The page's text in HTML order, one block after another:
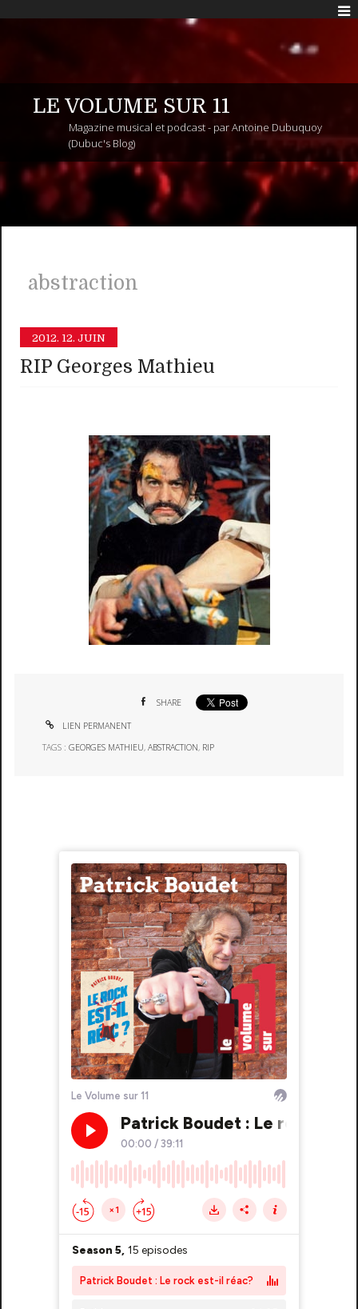
LE VOLUME SUR 11
Magazine musical et podcast - par Antoine Dubuquoy
(Dubuc's Blog)
abstraction
2012. 12. JUIN
RIP Georges Mathieu
SHARE
LIEN PERMANENT
TAGS :GEORGES MATHIEU,ABSTRACTION, RIP